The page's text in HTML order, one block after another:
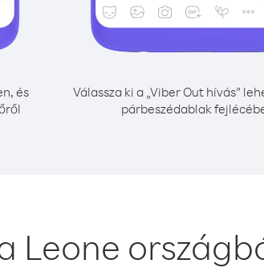
és
Válassza ki a „Viber Out hívás”
párbeszédablak
Leone